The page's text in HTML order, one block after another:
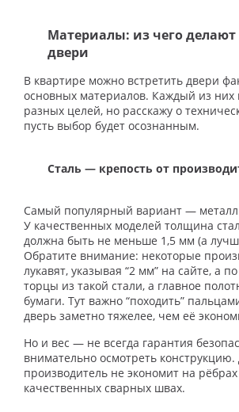
Материалы: из чего
двери
В квартире можно встретить двери
основных материалов. Каждый из них
разных целей, но расскажу о
пусть выбор будет осознанным.
Сталь — крепость от
Самый популярный вариант —
У качественных моделей толщина
должна быть не меньше 1,5 мм (а
Обратите внимание: некоторые
лукавят, указывая “2 мм” на сайте, а
торцы из такой стали, а главное
бумаги. Тут важно “походить”
дверь заметно тяжелее, чем её
Но и вес — не всегда гарантия
внимательно осмотреть
производитель не экономит на
качественных сварных швах.